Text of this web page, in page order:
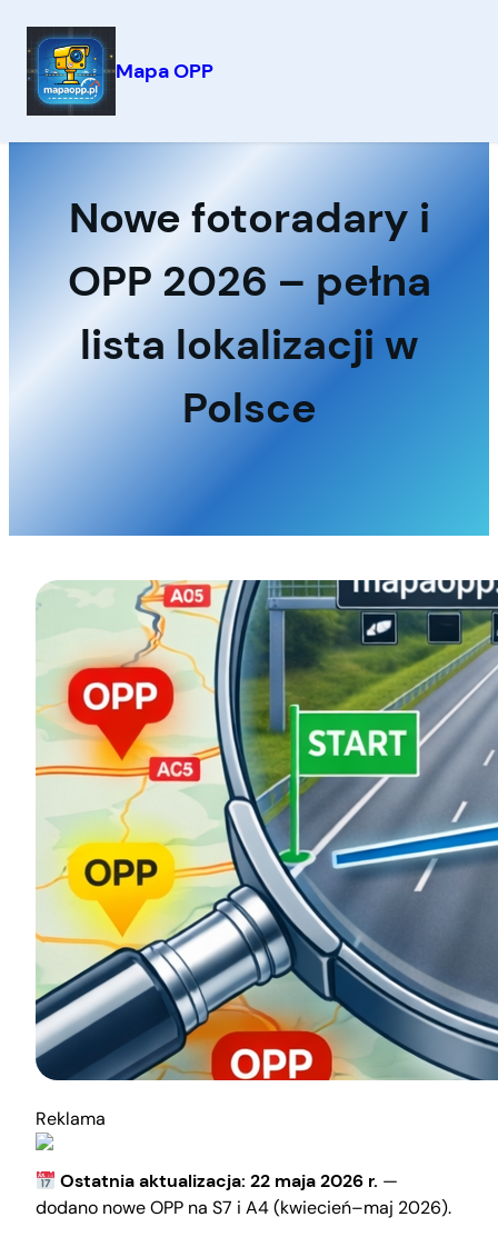
Przejdź
Mapa OPP
Nowe fotoradary i
OPP 2026 – pełna
lista lokalizacji w
Polsce
Reklama
Ostatnia aktualizacja: 22 maja 2026 r. —
dodano nowe OPP na S7 i A4 (kwiecień–maj 2026).